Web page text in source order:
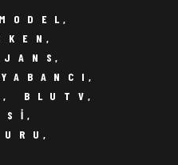
,
,
,
,
, BLUTV,
,
,